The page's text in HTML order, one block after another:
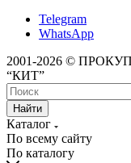
Telegram
WhatsApp
2001-2026 ©
“КИТ”
Найти
Каталог
По всему сайту
По каталогу